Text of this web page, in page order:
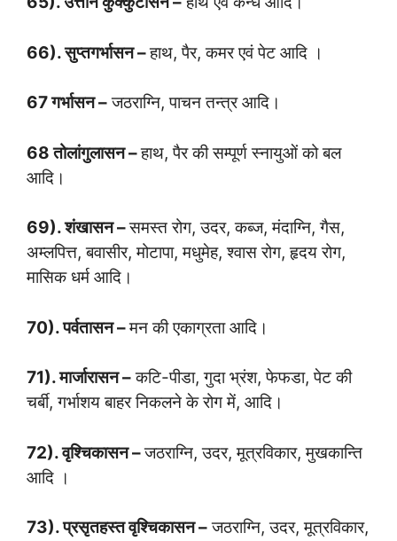
66). सुप्तगर्भासन –हाथ, पैर, कमर एवं पेट आदि ।
67 गर्भासन –जठराग्नि, पाचन तन्त्र आदि।
68 तोलांगुलासन –हाथ, पैर की सम्पूर्ण स्नायुओं को बल
आदि।
69). शंखासन –समस्त रोग, उदर, कब्ज, मंदाग्नि, गैस,
अम्लपित्त, बवासीर, मोटापा, मधुमेह, श्वास रोग, हृदय रोग,
मासिक धर्म आदि।
70). पर्वतासन –मन की एकाग्रता आदि।
71). मार्जारासन –कटि-पीडा, गुदा भ्रंश, फेफडा, पेट की
चर्बी, गर्भाशय बाहर निकलने के रोग में, आदि।
72). वृश्चिकासन –जठराग्नि, उदर, मूत्रविकार, मुखकान्ति
आदि ।
73). प्रसृतहस्त वृश्चिकासन –जठराग्नि, उदर, मूत्रविकार,